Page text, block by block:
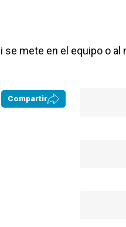
se mete en el equipo o
Compartir